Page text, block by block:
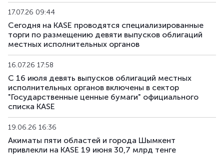
17.07.26 09:44
Сегодня на KASE проводятся специализированные
торги по размещению девяти выпусков облигаций
местных исполнительных органов
16.07.26 17:58
С 16 июля девять выпусков облигаций местных
исполнительных органов включены в сектор
"Государственные ценные бумаги" официального
списка KASE
19.06.26 16:36
Акиматы пяти областей и города Шымкент
привлекли на KASE 19 июня 30,7 млрд тенге